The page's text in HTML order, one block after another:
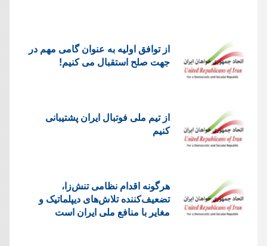
از توافق اولیه به عنوان گامی مهم در
جهت صلح استقبال می کنیم!
از تیم ملی فوتبال ایران پشتیبانی
کنیم
هرگونه اقدام نظامی تنش‌زا،
تضعیف‌کننده تلاش‌های دیپلماتیک و
مغایر با منافع ملی ایران است